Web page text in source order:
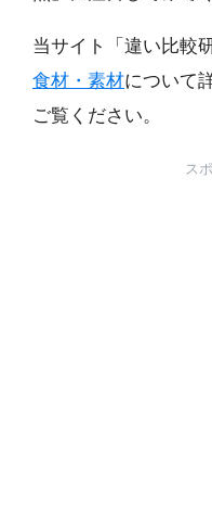
当サイト「違い比較
食材・素材について
ご覧ください。
ス